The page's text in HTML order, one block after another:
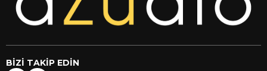
BİZİ TAKİP EDİN